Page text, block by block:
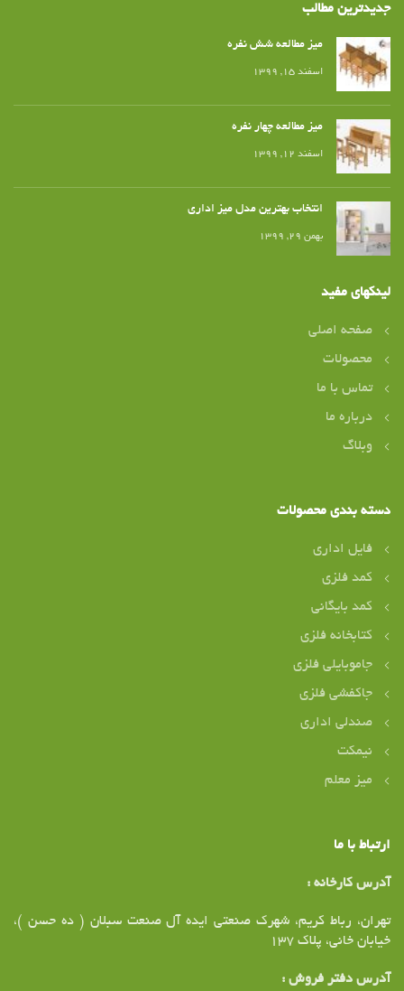
جدیدترین مطالب
میز مطالعه شش نفره
اسفند ۱۵, ۱۳۹۹
میز مطالعه چهار نفره
اسفند ۱۲, ۱۳۹۹
انتخاب بهترین مدل میز اداری
بهمن ۲۹, ۱۳۹۹
لینکهای مفید
صفحه اصلی
محصولات
تماس با ما
درباره ما
وبلاگ
دسته بندی محصولات
فایل اداری
کمد فلزی
کمد بایگانی
کتابخانه فلزی
جاموبایلی فلزی
جاکفشی فلزی
صندلی اداری
نیمکت
میز معلم
ارتباط با ما
آدرس کارخانه :
تهران، رباط کریم، شهرک صنعتی ایده آل صنعت سبلان ( ده حسن )،
خیابان خانی، پلاک ۱37
آدرس دفتر فروش :